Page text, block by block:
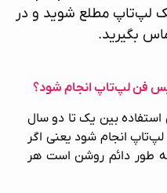
لپ‌تاپ مطلع شوید و در
بگیرید.
فن لپ‌تاپ انجام شود؟
بین یک تا دو سال
انجام شود یعنی اگر
طور دائم روشن است هر